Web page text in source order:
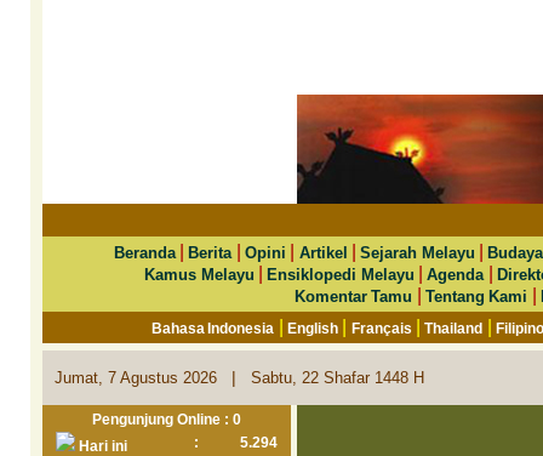
Beranda|Berita Opini Artikel |Sejarah Melayu |
Kamus Melayu
|Ensiklopedi Melayu |Agenda |
Komentar Tamu
|Tentang Kami |
Bahasa Indonesia |English Français |Thailand |
Jumat, 7 Agustus 2026 | Sabtu, 22 Shafar 1448 H
Pengunjung Online : 0
Hari ini
:
5.294